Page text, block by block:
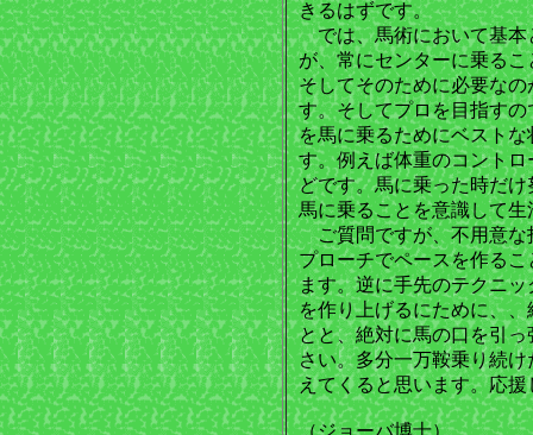
きるはずです。
では、馬術において基本
が、常にセンターに乗る
そしてそのために必要な
す。そしてプロを目指す
を馬に乗るためにベスト
す。例えば体重のコント
どです。馬に乗った時だ
馬に乗ることを意識して
ご質問ですが、不用意な
プローチでペースを作る
ます。逆に手先のテクニ
を作り上げるにために、
とと、絶対に馬の口を引
さい。多分一万鞍乗り続
えてくると思います。応援
（ジョーバ博士）